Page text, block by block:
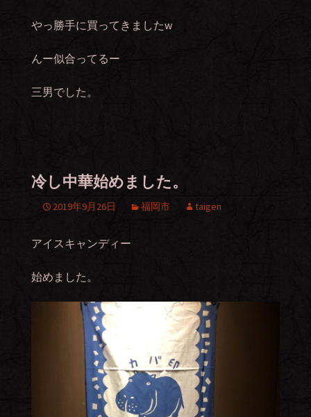
やっ勝手に買ってきましたw
んー似合ってるー
三男でした。
冷し中華始めました。
2019年9月26日 福岡市 taigen
アイスキャンディー
始めました。